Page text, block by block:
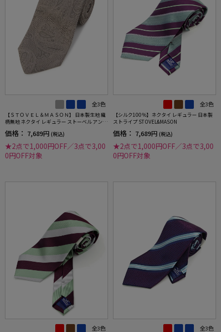
全3色
【ＳＴＯＶＥＬ＆ＭＡＳＯＮ】 日本製生地 織
柄無地 ネクタイ レギュラー ストーベル アンド
価格： 7,689円 (税込)
★2点で1,000円OFF／3点で3,00
0円OFF対象
全3色
【シルク100％】ネクタイ レギュラー 日本製
ストライプ STOVEL&MASON
価格： 7,689円 (税込)
★2点で1,000円OFF／3点で3,00
0円OFF対象
全3色 全3色